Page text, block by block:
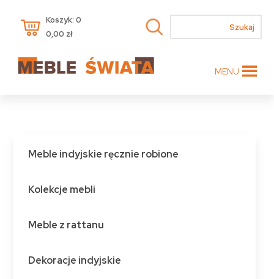
Koszyk: 0
0,00 zł
MENU
Meble indyjskie ręcznie robione
Kolekcje mebli
Meble z rattanu
Dekoracje indyjskie